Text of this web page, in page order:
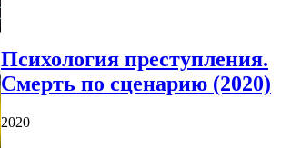
Психология преступления.
Смерть по сценарию (2020)
2020